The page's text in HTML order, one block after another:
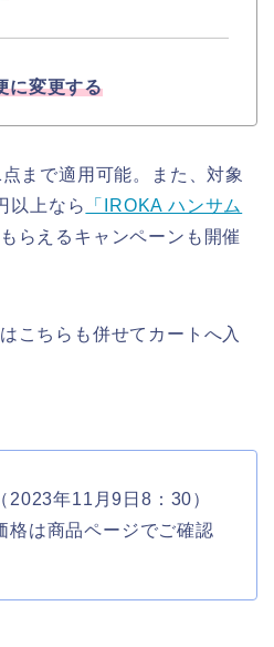
に変更する
まで適用可能。また、対象
以上なら
「IROKA ハンサム
らえるキャンペーンも開催
こちらも併せてカートへ入
2023年11月9日8：30）
格は商品ページでご確認